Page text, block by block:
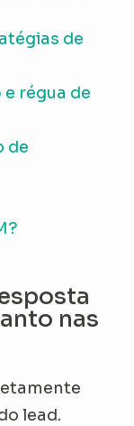
de
régua de
de
nas
lead.